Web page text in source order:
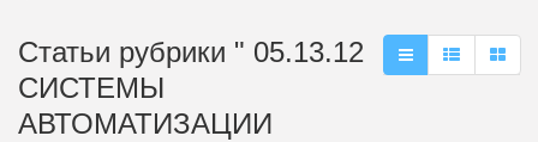
Статьи рубрики " 05.13.12
СИСТЕМЫ
АВТОМАТИЗАЦИИ